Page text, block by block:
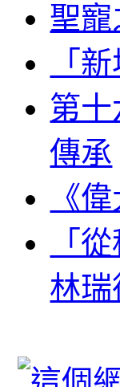
聖
「
第
傳承
《
「
林